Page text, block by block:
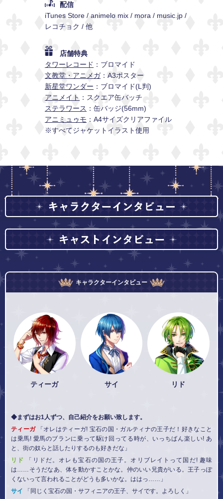
配信
iTunes Store
animelo mix mora
music.jp
レコチョク
他
店舗特典
タワーレコード
ブロマイド
文教堂・アニメガ
A3ポスター
新星堂ワンダー
ブロマイド(L判)
アニメイト
スクエア缶バッチ
ステラワース
缶バッジ(56mm)
アニミュゥモ
A4サイズクリアファイル
※すべてジャケットイラスト使用
キャラクターインタビュー
ティーガ サイ リド
◆まずはお1人ずつ、自己紹介をお願い致します。
ティーガ
「オレはティーガ! 宝石の国・ガルティナの王子だ！好きなこと
は乗馬! 愛馬のブランに乗って駆け回ってる時が、いっちばん楽しい! あ
と、街の奴らと話したりするのも好きだな」
リド
「リドだ。オレも宝石の国の王子。オリブレイトって国だ! 趣味
は……そうだなあ、体を動かすことかな。仲のいい兄貴がいる。王子っぽ
くないって言われることがどうも多いかな。ははっ……」
サイ 「同じく宝石の国・サフィニアの王子、サイです。よろしく」